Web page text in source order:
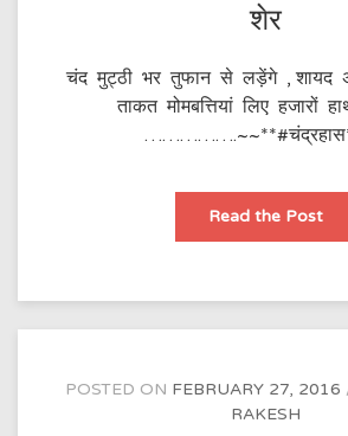
शेर
चंद मुट्ठी भर तुफान से लड़ेंगे , शायद
ताकत मोमबत्तियां लिए हजारों
Read the Postशेर
POSTED ON FEBRUARY 27, 2016
RAKESH